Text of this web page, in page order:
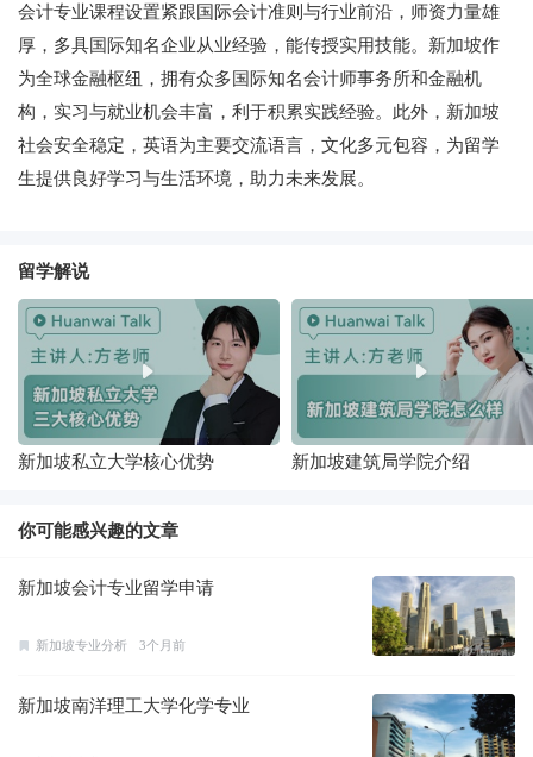
会计专业课程设置紧跟国际会计准则与行业前沿，师资力量雄
厚，多具国际知名企业从业经验，能传授实用技能。新加坡作
为全球金融枢纽，拥有众多国际知名会计师事务所和金融机
构，实习与就业机会丰富，利于积累实践经验。此外，新加坡
社会安全稳定，英语为主要交流语言，文化多元包容，为留学
生提供良好学习与生活环境，助力未来发展。
留学解说
新加坡私立大学核心优势 新加坡建筑局学院介绍
你可能感兴趣的文章
新加坡会计专业留学申请
新加坡专业分析 3个月前
新加坡南洋理工大学化学专业